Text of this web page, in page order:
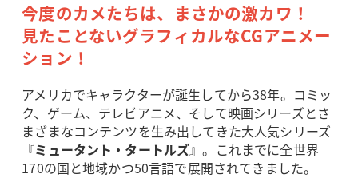
今度のカメたちは、まさかの激カワ！
見たことないグラフィカルなCGアニメー
ション！
アメリカでキャラクターが誕生してから38年。コミッ
ク、ゲーム、テレビアニメ、そして映画シリーズとさ
まざまなコンテンツを生み出してきた大人気シリーズ
『ミュータント・タートルズ』。これまでに全世界
170の国と地域かつ50言語で展開されてきました。